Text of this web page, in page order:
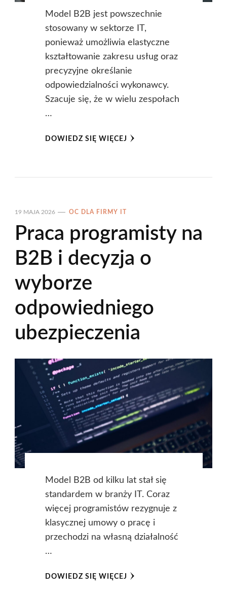
Model B2B jest powszechnie
stosowany w sektorze IT,
ponieważ umożliwia elastyczne
kształtowanie zakresu usług oraz
precyzyjne określanie
odpowiedzialności wykonawcy.
Szacuje się, że w wielu zespołach
…
DOWIEDZ SIĘ WIĘCEJ
19 MAJA 2026 OC DLA FIRMY IT
Praca programisty na
B2B i decyzja o
wyborze
odpowiedniego
ubezpieczenia
Model B2B od kilku lat stał się
standardem w branży IT. Coraz
więcej programistów rezygnuje z
klasycznej umowy o pracę i
przechodzi na własną działalność
…
DOWIEDZ SIĘ WIĘCEJ